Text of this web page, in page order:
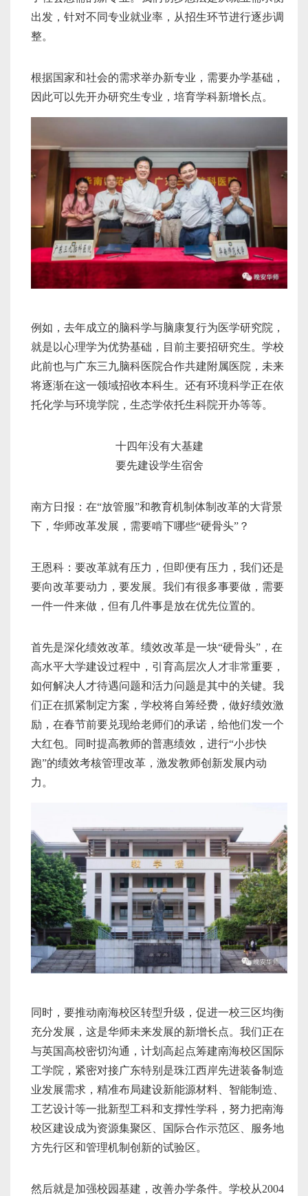
出发，针对不同专业就业率，从招生环节进行逐步调
整。
根据国家和社会的需求举办新专业，需要办学基础，
因此可以先开办研究生专业，培育学科新增长点。
例如，去年成立的脑科学与脑康复行为医学研究院，
就是以心理学为优势基础，目前主要招研究生。学校
此前也与广东三九脑科医院合作共建附属医院，未来
将逐渐在这一领域招收本科生。还有环境科学正在依
托化学与环境学院，生态学依托生科院开办等等。
十四年没有大基建
要先建设学生宿舍
南方日报：在“放管服”和教育机制体制改革的大背景
下，华师改革发展，需要啃下哪些“硬骨头”？
王恩科：要改革就有压力，但即便有压力，我们还是
要向改革要动力，要发展。我们有很多事要做，需要
一件一件来做，但有几件事是放在优先位置的。
首先是深化绩效改革。绩效改革是一块“硬骨头”，在
高水平大学建设过程中，引育高层次人才非常重要，
如何解决人才待遇问题和活力问题是其中的关键。我
们正在抓紧制定方案，学校将自筹经费，做好绩效激
励，在春节前要兑现给老师们的承诺，给他们发一个
大红包。同时提高教师的普惠绩效，进行“小步快
跑”的绩效考核管理改革，激发教师创新发展内动
力。
同时，要推动南海校区转型升级，促进一校三区均衡
充分发展，这是华师未来发展的新增长点。我们正在
与英国高校密切沟通，计划高起点筹建南海校区国际
工学院，紧密对接广东特别是珠江西岸先进装备制造
业发展需求，精准布局建设新能源材料、智能制造、
工艺设计等一批新型工科和支撑性学科，努力把南海
校区建设成为资源集聚区、国际合作示范区、服务地
方先行区和管理机制创新的试验区。
然后就是加强校园基建，改善办学条件。学校从2004